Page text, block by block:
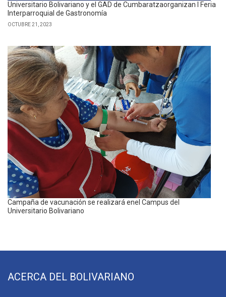
Universitario Bolivariano y el GAD de Cumbaratzaorganizan I Feria
Interparroquial de Gastronomía
OCTUBRE 21, 2023
Campaña de vacunación se realizará enel Campus del
Universitario Bolivariano
ACERCA DEL BOLIVARIANO